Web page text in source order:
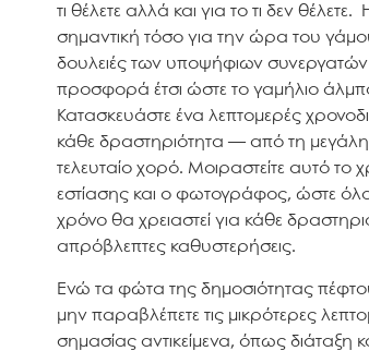
τι θέλετε αλλά και για το τι δεν
σημαντική τόσο για την ώρα του
δουλειές των υποψήφιων
προσφορά έτσι ώστε το γαμήλιο
Κατασκευάστε ένα λεπτομερές
κάθε δραστηριότητα — από τη μεγάλη
τελευταίο χορό. Μοιραστείτε αυτό
εστίασης και ο φωτογράφος, ώστε όλοι
χρόνο θα χρειαστεί για κάθε
απρόβλεπτες καθυστερήσεις.
Ενώ τα φώτα της δημοσιότητας
μην παραβλέπετε τις μικρότερες
σημασίας αντικείμενα, όπως διάταξη